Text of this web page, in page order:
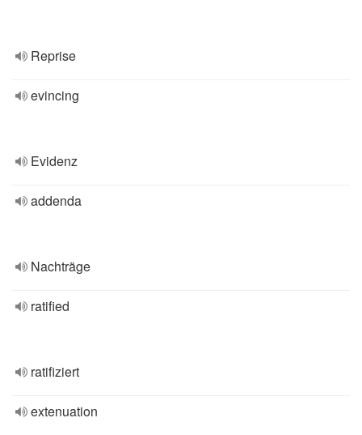
Reprise
evincing
Evidenz
addenda
Nachträge
ratified
ratifiziert
extenuation